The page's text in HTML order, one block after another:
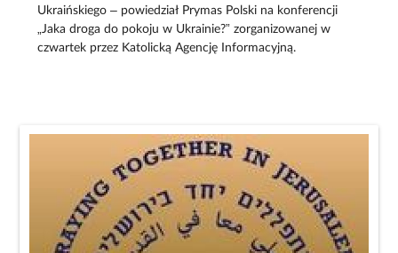
Ukraińskiego – powiedział Prymas Polski na konferencji
„Jaka droga do pokoju w Ukrainie?” zorganizowanej w
czwartek przez Katolicką Agencję Informacyjną.